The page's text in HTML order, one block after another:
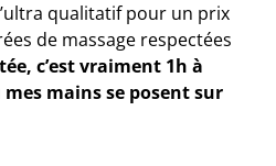
qualitatif pour un prix
de massage respectées
c’est vraiment 1h à
mains se posent sur